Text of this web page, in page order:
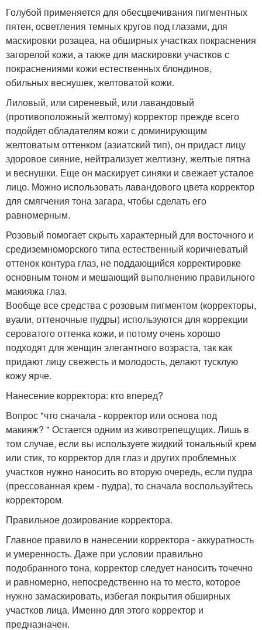
Голубой применяется для обесцвечивания пигментных
пятен, осветления темных кругов под глазами, для
маскировки розацеа, на обширных участках покраснения
загорелой кожи, а также для маскировки участков с
покраснениями кожи естественных блондинов,
обильных веснушек, желтоватой кожи.
Лиловый, или сиреневый, или лавандовый
(противоположный желтому) корректор прежде всего
подойдет обладателям кожи с доминирующим
желтоватым оттенком (азиатский тип), он придаст лицу
здоровое сияние, нейтрализует желтизну, желтые пятна
и веснушки. Еще он маскирует синяки и свежает усталое
лицо. Можно использовать лавандового цвета корректор
для смягчения тона загара, чтобы сделать его
равномерным.
Розовый помогает скрыть характерный для восточного и
средиземноморского типа естественный коричневатый
оттенок контура глаз, не поддающийся корректировке
основным тоном и мешающий выполнению правильного
макияжа глаз.
Вообще все средства с розовым пигментом (корректоры,
вуали, оттеночные пудры) используются для коррекции
сероватого оттенка кожи, и потому очень хорошо
подходят для женщин элегантного возраста, так как
придают лицу свежесть и молодость, делают тусклую
кожу ярче.
Нанесение корректора: кто вперед?
Вопрос "что сначала - корректор или основа под
макияж? " Остается одним из животрепещущих. Лишь в
том случае, если вы используете жидкий тональный крем
или стик, то корректор для глаз и других проблемных
участков нужно наносить во вторую очередь, если пудра
(прессованная крем - пудра), то сначала воспользуйтесь
корректором.
Правильное дозирование корректора.
Главное правило в нанесении корректора - аккуратность
и умеренность. Даже при условии правильно
подобранного тона, корректор следует наносить точечно
и равномерно, непосредственно на то место, которое
нужно замаскировать, избегая покрытия обширных
участков лица. Именно для этого корректор и
предназначен.